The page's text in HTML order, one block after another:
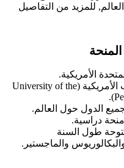
للمزيد من التفاصيل
الأمريكية.
الجهة المقدمة: جامعة الشعب الأمريكية (University of the
جميع الدول حول العالم.
دراسية.
طول السنة
والماجستير.